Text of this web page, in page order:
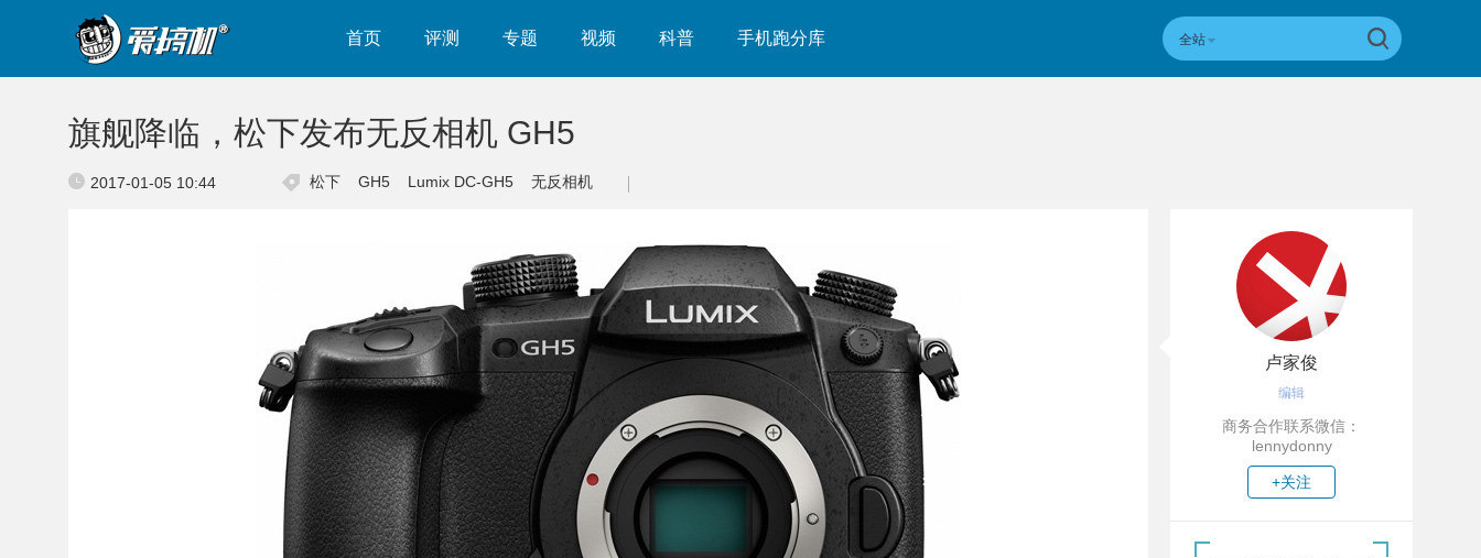
首页 评测 专题 视频 科普 手机跑分库 全站
旗舰降临，松下发布无反相机 GH5
2017-01-05 10:44 松下 GH5 Lumix DC-GH5 无反相机
卢家俊
编辑
商务合作联系微信：
lennydonny
+关注